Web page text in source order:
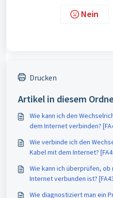
Nein
Drucken
Artikel in diesem
Wie kann ich den
dem Internet verbinden?
Wie verbinde ich den
Kabel mit dem Internet?
Wie kann ich überprüfen,
Internet verbunden ist?
Wie diagnostiziert man ein